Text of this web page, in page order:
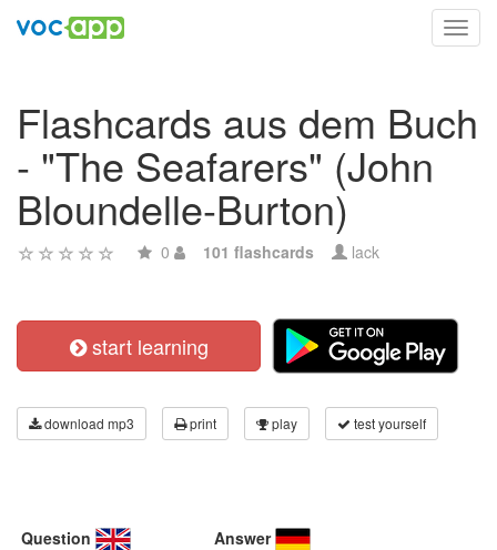
Flashcards aus dem Buch
- "The Seafarers" (John
Bloundelle-Burton)
0 101 flashcards lack
start learning
download mp3 print play test yourself
Question Answer